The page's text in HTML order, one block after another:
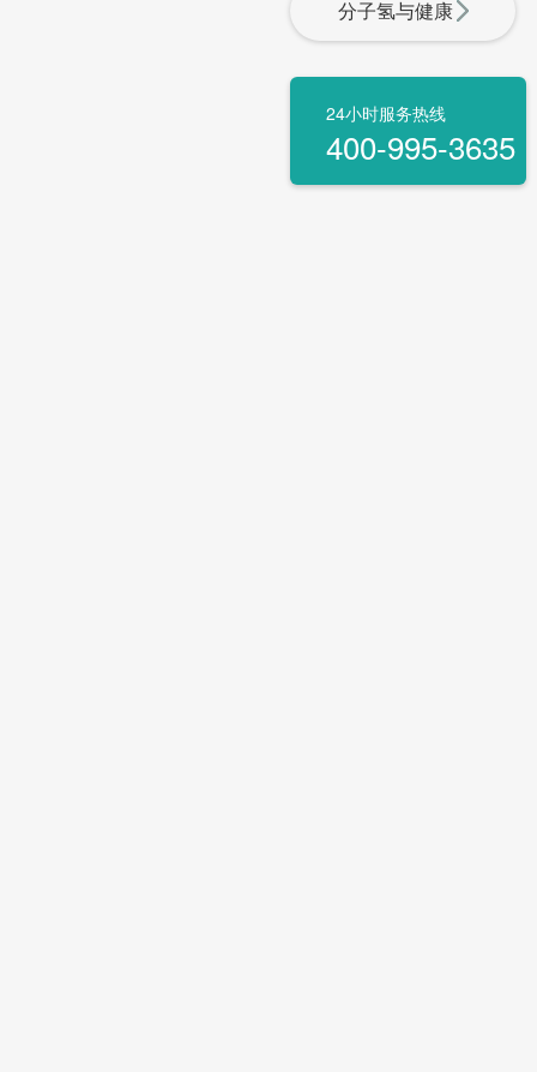
分子氢与健康
24小时服务热线
400-995-3635